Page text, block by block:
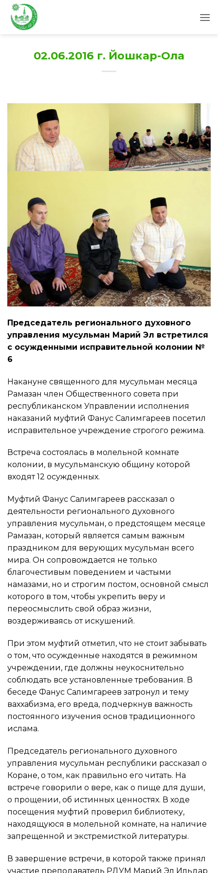
Skip
content
02.06.2016 г. Йошкар-Ола
Председатель регионального духовного
управления мусульман Марий Эл встретился
с осужденными исправительной колонии №
6
Накануне священного для мусульман месяца
Рамазан член Общественного совета при
республиканском Управлении исполнения
наказаний муфтий Фанус Салимгареев посетил
исправительное учреждение строгого режима.
Встреча состоялась в молельной комнате
колонии, в мусульманскую общину которой
входят 12 осужденных.
Муфтий Фанус Салимгареев рассказал о
деятельности регионального духовного
управления мусульман, о предстоящем месяце
Рамазан, который является самым важным
праздником для верующих мусульман всего
мира. Он сопровождается не только
благочестивым поведением и частыми
намазами, но и строгим постом, основной смысл
которого в том, чтобы укрепить веру и
переосмыслить свой образ жизни,
воздерживаясь от искушений.
При этом муфтий отметил, что не стоит забывать
о том, что осужденные находятся в режимном
учреждении, где должны неукоснительно
соблюдать все установленные требования. В
беседе Фанус Салимгареев затронул и тему
ваххабизма, его вреда, подчеркнув важность
постоянного изучения основ традиционного
ислама.
Председатель регионального духовного
управления мусульман республики рассказал о
Коране, о том, как правильно его читать. На
встрече говорили о вере, как о пище для души,
о прощении, об истинных ценностях. В ходе
посещения муфтий проверил библиотеку,
находящуюся в молельной комнате, на наличие
запрещенной и экстремисткой литературы.
В завершение встречи, в которой также принял
участие преподаватель РДУМ Марий Эл Ильдар